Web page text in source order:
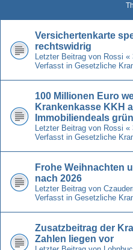
Versichertenkarte
rechtswidrig
Letzter Beitrag von Rossi «
Verfasst in Gesetzliche
100 Millionen Euro
Krankenkasse KKH
Immobiliendeals
Letzter Beitrag von Rossi «
Verfasst in Gesetzliche
Frohe Weihnachten
nach 2026
Letzter Beitrag von
Verfasst in Gesetzliche
Zusatzbeitrag der
Zahlen liegen vor